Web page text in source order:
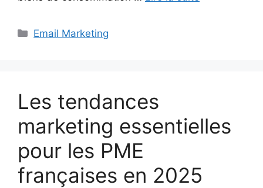
Catégories
Email Marketing
Les tendances
marketing essentielles
pour les PME
françaises en 2025